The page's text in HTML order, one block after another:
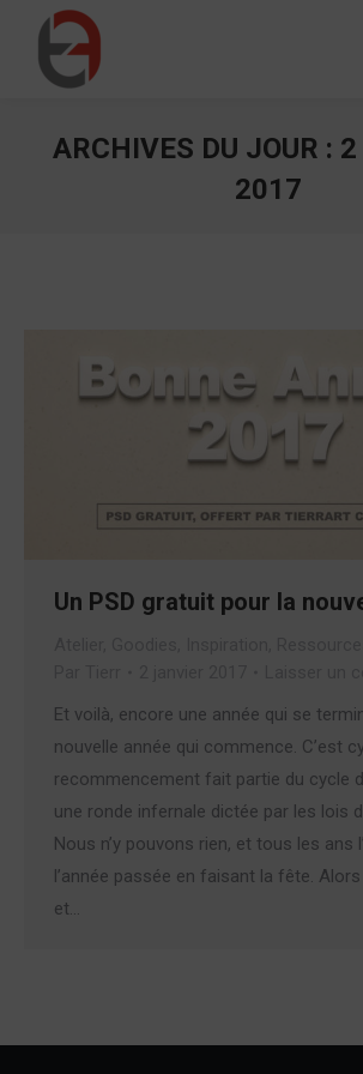
ARCHIVES DU JOUR :
2017
Un PSD gratuit pour la
Et voilà, encore une année qui se
nouvelle année qui commence. C’est
recommencement fait partie du cycle
une ronde infernale dictée par les lois
Nous n’y pouvons rien, et tous les ans
l’année passée en faisant la fête.
et…